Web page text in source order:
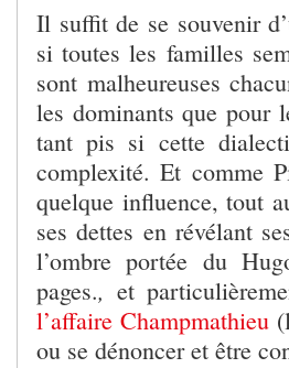
Il suffit de se souvenir
si toutes les familles
sont malheureuses
les dominants que pour
tant pis si cette
complexité. Et comme
quelque influence, tout
ses dettes en révélant
l’ombre portée du
pages.,et
l’affaire Champmathieu
ou se dénoncer et être